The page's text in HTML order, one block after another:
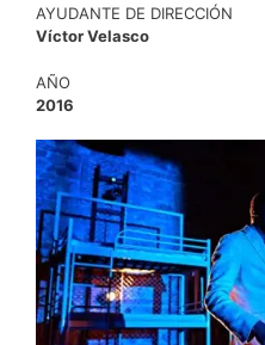
AYUDANTE DE DIRECCIÓN
Víctor Velasco
AÑO
2016